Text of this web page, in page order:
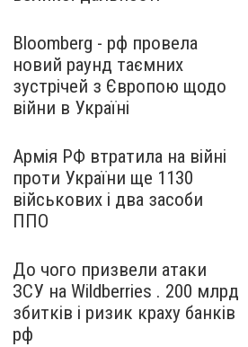
Bloomberg - рф провела
новий раунд таємних
зустрічей з Європою щодо
війни в Україні
Армія РФ втратила на війні
проти України ще 1130
військових і два засоби
ППО
До чого призвели атаки
ЗСУ на Wildberries . 200 млрд
збитків і ризик краху банків
рф